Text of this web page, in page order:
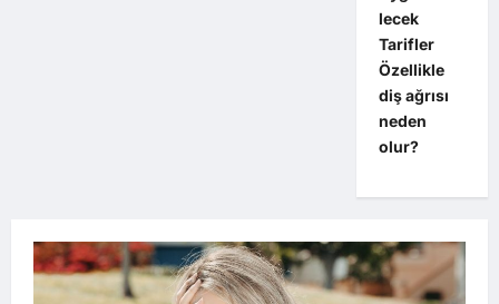
lecek
Tarifler
Özellikle
diş ağrısı
neden
olur?